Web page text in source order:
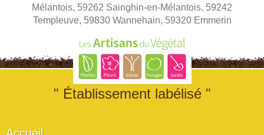
Mélantois, 59262 Sainghin-en-Mélantois, 59242
Templeuve, 59830 Wannehain, 59320 Emmerin
" Établissement labélisé "